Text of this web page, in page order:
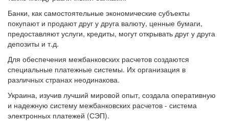
Банки, как самостоятельные экономические субъекты
покупают и продают друг у друга валюту, ценные бумаги,
предоставляют услуги, кредиты, могут открывать друг у друга
депозиты и т.д.
Для обеспечения межбанковских расчетов создаются
специальные платежные системы. Их организация в
различных странах неодинакова.
Украина, изучив лучший мировой опыт, создала оперативную
и надежную систему межбанковских расчетов - система
электронных платежей (СЭП).